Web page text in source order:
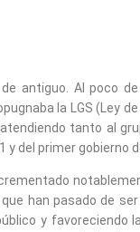
antiguo. Al poco
la LGS (Ley
tanto al
del primer gobierno
han pasado de
y favoreciendo